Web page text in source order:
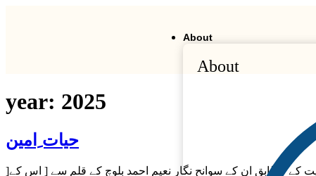
About
About
year: 2025
حیات ِامین